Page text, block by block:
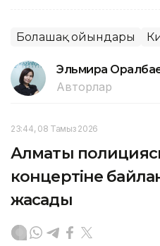
Болашақ ойындары
Эльмира
Авторлар
23:44, 08 Тамыз 2026
Алматы
концертіне
жасады